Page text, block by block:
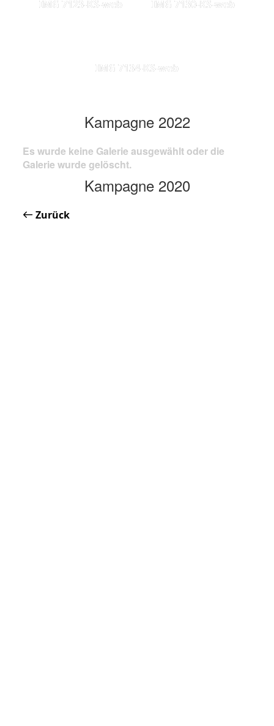
IMG 7123-KS-web IMG 7130-KS-web
IMG 7134-KS-web
Kampagne 2022
Es wurde keine Galerie ausgewählt oder die
Galerie wurde gelöscht.
Kampagne 2020
Zurück